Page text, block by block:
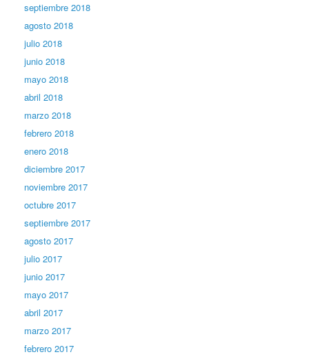
septiembre 2018
agosto 2018
julio 2018
junio 2018
mayo 2018
abril 2018
marzo 2018
febrero 2018
enero 2018
diciembre 2017
noviembre 2017
octubre 2017
septiembre 2017
agosto 2017
julio 2017
junio 2017
mayo 2017
abril 2017
marzo 2017
febrero 2017